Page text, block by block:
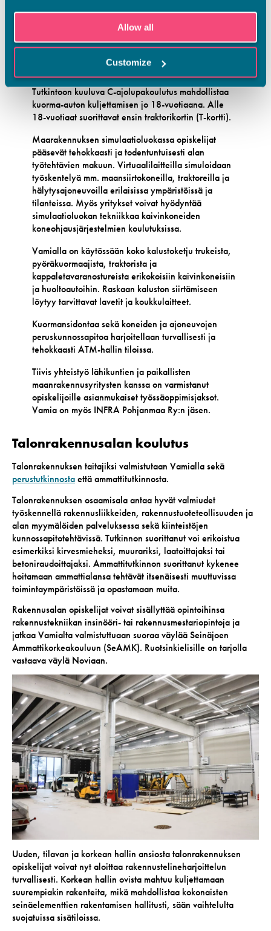
Allow all
Customize
Maarakennuskoneenkuljettajat työskentelevät
tuotanto- ja kunnossapitotöissä. He voivat urakoida
joko itsenäisinä yrittäjinä tai yritysten ja kuntien
Tutkintoon kuuluva C-ajolupakoulutus mahdollistaa
kuorma-auton kuljettamisen jo 18-vuotiaana. Alle
18-vuotiaat suorittavat ensin traktorikortin (T-kortti).
Maarakennuksen simulaatioluokassa opiskelijat
pääsevät tehokkaasti ja todentuntuisesti alan
työtehtävien makuun. Virtuaalilaitteilla simuloidaan
työskentelyä mm. maansiirtokoneilla, traktoreilla ja
hälytysajoneuvoilla erilaisissa ympäristöissä ja
tilanteissa. Myös yritykset voivat hyödyntää
simulaatioluokan tekniikkaa kaivinkoneiden
koneohjausjärjestelmien koulutuksissa.
Vamialla on käytössään koko kalustoketju trukeista,
pyöräkuormaajista, traktorista ja
kappaletavaranostureista erikokoisiin kaivinkoneisiin
ja huoltoautoihin. Raskaan kaluston siirtämiseen
löytyy tarvittavat lavetit ja koukkulaitteet.
Kuormansidontaa sekä koneiden ja ajoneuvojen
peruskunnossapitoa harjoitellaan turvallisesti ja
tehokkaasti ATM-hallin tiloissa.
Tiivis yhteistyö lähikuntien ja paikallisten
maanrakennusyritysten kanssa on varmistanut
opiskelijoille asianmukaiset työssäoppimisjaksot.
Vamia on myös INFRA Pohjanmaa Ry:n jäsen.
Talonrakennusalan koulutus
Talonrakennuksen taitajiksi valmistutaan Vamialla sekä
perustutkinnostaettä ammattitutkinnosta.
Talonrakennuksen osaamisala antaa hyvät valmiudet
työskennellä rakennusliikkeiden, rakennustuoteteollisuuden ja
alan myymälöiden palveluksessa sekä kiinteistöjen
kunnossapitotehtävissä. Tutkinnon suorittanut voi erikoistua
esimerkiksi kirvesmieheksi, muurariksi, laatoittajaksi tai
betoniraudoittajaksi. Ammattitutkinnon suorittanut kykenee
hoitamaan ammattialansa tehtävät itsenäisesti muuttuvissa
toimintaympäristöissä ja opastamaan muita.
Rakennusalan opiskelijat voivat sisällyttää opintoihinsa
rakennustekniikan insinööri- tai rakennusmestariopintoja ja
jatkaa Vamialta valmistuttuaan suoraa väylää Seinäjoen
Ammattikorkeakouluun (SeAMK). Ruotsinkielisille on tarjolla
vastaava väylä Noviaan.
Uuden, tilavan ja korkean hallin ansiosta talonrakennuksen
opiskelijat voivat nyt aloittaa rakennustelineharjoittelun
turvallisesti. Korkean hallin ovista mahtuu kuljettamaan
suurempiakin rakenteita, mikä mahdollistaa kokonaisten
seinäelementtien rakentamisen hallitusti, sään vaihtelulta
suojatuissa sisätiloissa.